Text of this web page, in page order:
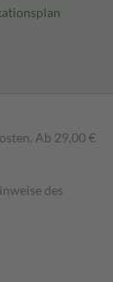
Ab 29,00 €
des